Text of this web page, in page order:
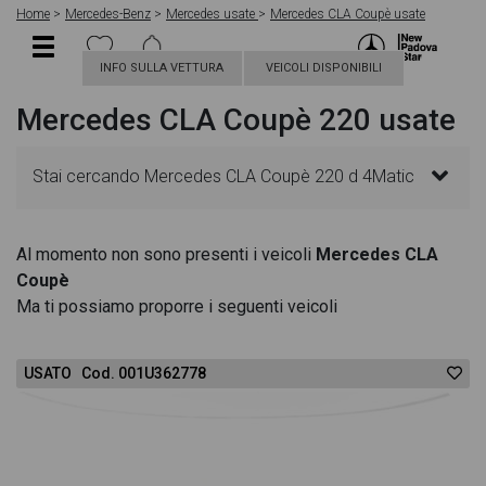
Home Mercedes-Benz Mercedes usate Mercedes CLA Coupè usate
INFO SULLA VETTURA VEICOLI DISPONIBILI
Mercedes CLA Coupè 220 usate
Stai cercando Mercedes CLA Coupè 220 d 4Matic
migliori offerte per acquistare un veicolo Mercedes
Al momento non sono presenti i veicoli Mercedes CLA
Coupè
Ma ti possiamo proporre i seguenti veicoli
USATO Cod. 001U362778